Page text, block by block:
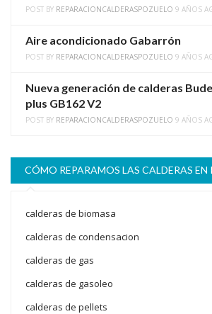
POST BY REPARACIONCALDERASPOZUELO 9 AÑOS
Aire acondicionado Gabarrón
POST BY REPARACIONCALDERASPOZUELO 9 AÑOS
Nueva generación de calderas
plus GB162 V2
POST BY REPARACIONCALDERASPOZUELO 9 AÑOS
CÓMO REPARAMOS LAS CALDERAS EN
calderas de biomasa
calderas de condensacion
calderas de gas
calderas de gasoleo
calderas de pellets